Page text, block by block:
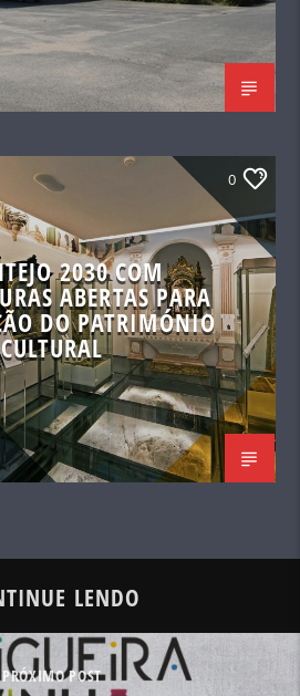
0
2030 COM
ABERTAS PARA
DO PATRIMÓNIO
CULTURAL
LENDO
PRÓXIMO POST